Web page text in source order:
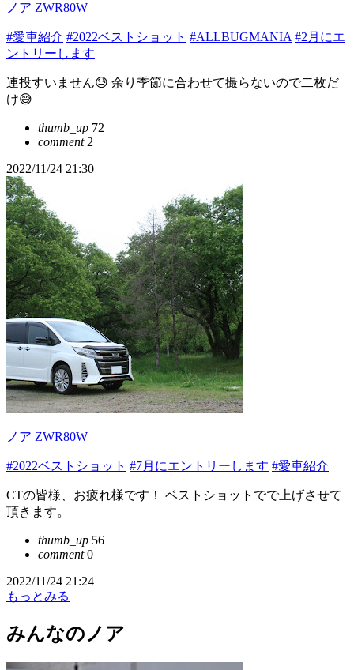
ノア ZWR80W
#愛車紹介 #2022ベストショット #ALLBUGMANIA #2月にエ
ントリーします
連投すいません😓 余り季節に合わせて撮らないので二枚だ
け😅
thumb_up 72
comment2
2022/11/24 21:30
ノア ZWR80W
#2022ベストショット #7月にエントリーします #愛車紹介
CTの皆様、お疲れ様です！ ベストショットでで上げさせて
頂きます。
thumb_up 56
comment0
2022/11/24 21:24
もっとみる
みんなのノア